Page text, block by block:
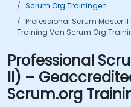
Scrum.org Trainingen
Professional Scrum Master
Training Van Scrum.org
Professional
II) –
Scrum.org